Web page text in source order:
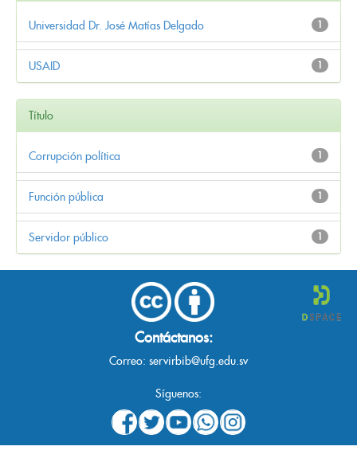
1
Universidad Dr. José Matías Delgado
1
USAID
Título
1
Corrupción política
1
Función pública
1
Servidor público
Contáctanos:
Correo: servirbib@ufg.edu.sv
Síguenos: